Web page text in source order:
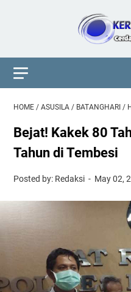
HOME / ASUSILA / BATANGHARI /
Bejat! Kakek 80
Tahun di Tembesi
Posted by: Redaksi May 02,